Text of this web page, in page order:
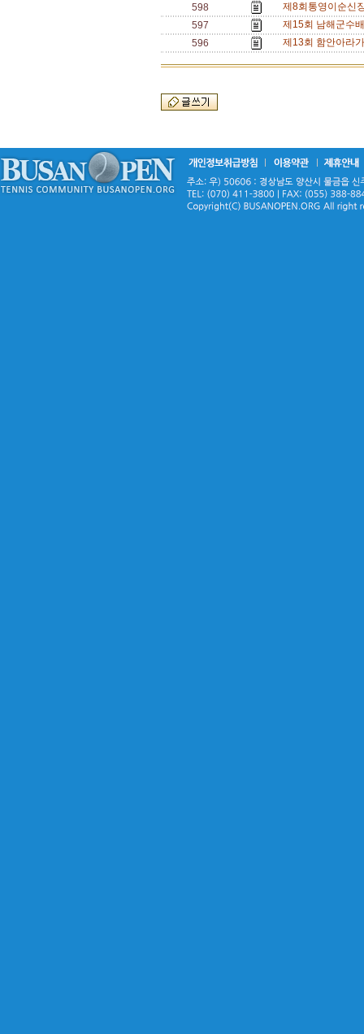
598
제8회통영이순신
597
제15회 남해군수
596
제13회 함안아라